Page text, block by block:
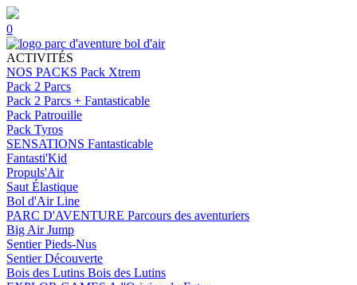
0
ACTIVITÉS
NOS PACKS Pack Xtrem
Pack 2 Parcs
Pack 2 Parcs + Fantasticable
Pack Patrouille
Pack Tyros
SENSATIONS Fantasticable
Fantasti'Kid
Propuls'Air
Saut Élastique
Bol d'Air Line
PARC D'AVENTURE Parcours des aventuriers
Big Air Jump
Sentier Pieds-Nus
Sentier Découverte
Bois des Lutins Bois des Lutins